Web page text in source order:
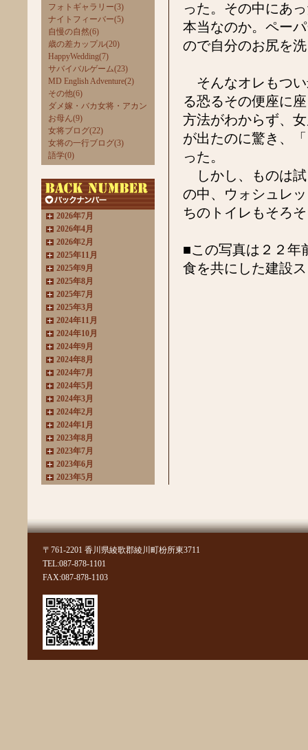
フォトギャラリー(3)
ナイトフィーバー(5)
自慢の自然(6)
歳の差カップル(20)
HappyWedding(7)
サバイバルゲーム(23)
MD English Adventure(2)
その他(6)
ダメ嫁・バカ女将・アカン
お母ん(9)
女将ブログ(22)
女将の一行ブログ(3)
語学(0)
2026年7月
2026年4月
2026年2月
2025年11月
2025年9月
2025年8月
2025年7月
2025年3月
2024年11月
2024年10月
2024年9月
2024年8月
2024年7月
2024年5月
2024年3月
2024年2月
2024年1月
2023年8月
2023年7月
2023年6月
2023年5月
2022年10月
2022年7月
2022年6月
2022年4月
2022年3月
2022年2月
2022年1月
2021年11月
2021年10月
2021年9月
った。その中にあ
本当なのか。ペー
ので自分のお尻を
そんなオレもつい
る恐るその便座に
方法がわからず、
が出たのに驚き、
った。
しかし、ものは試
の中、ウォシュレ
ちのトイレもそろ
■この写真は２２年
食を共にした建設
〒761-2201 香川県綾歌郡綾川町枌所東3711
TEL:087-878-1101
FAX:087-878-1103